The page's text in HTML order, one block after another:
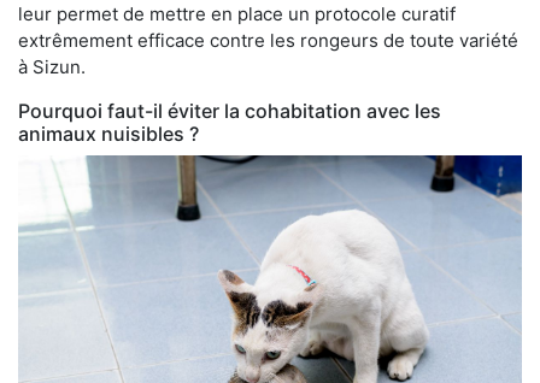
leur permet de mettre en place un protocole curatif
extrêmement efficace contre les rongeurs de toute variété
à Sizun.
Pourquoi faut-il éviter la cohabitation avec les
animaux nuisibles ?